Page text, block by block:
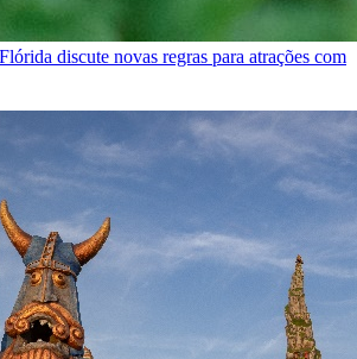
discute novas regras para atrações com